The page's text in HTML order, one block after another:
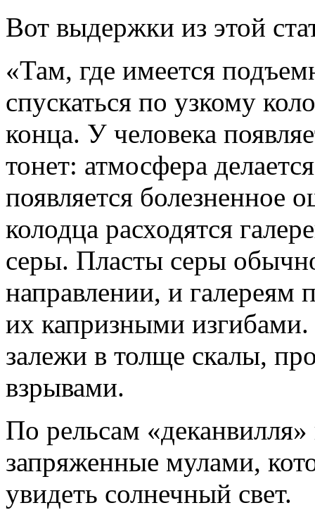
Вот выдержки из этой
«Там, где имеется
спускаться по узкому
конца. У человека
тонет: атмосфера
появляется болезненное
колодца расходятся
серы. Пласты серы
направлении, и галереям
их капризными
залежи в толще скалы,
взрывами.
По рельсам
запряженные мулами,
увидеть солнечный свет.